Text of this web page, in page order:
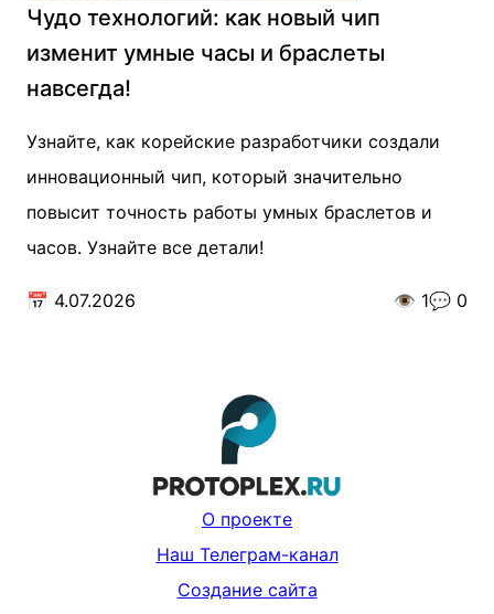
Чудо технологий: как новый чип
изменит умные часы и браслеты
навсегда!
Узнайте, как корейские разработчики создали
инновационный чип, который значительно
повысит точность работы умных браслетов и
часов. Узнайте все детали!
📅 4.07.2026 👁️ 1💬 0
О проекте
Наш Телеграм-канал
Создание сайта